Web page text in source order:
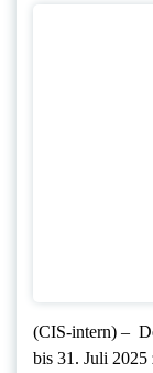
(CIS-intern) –
bis 31. Juli